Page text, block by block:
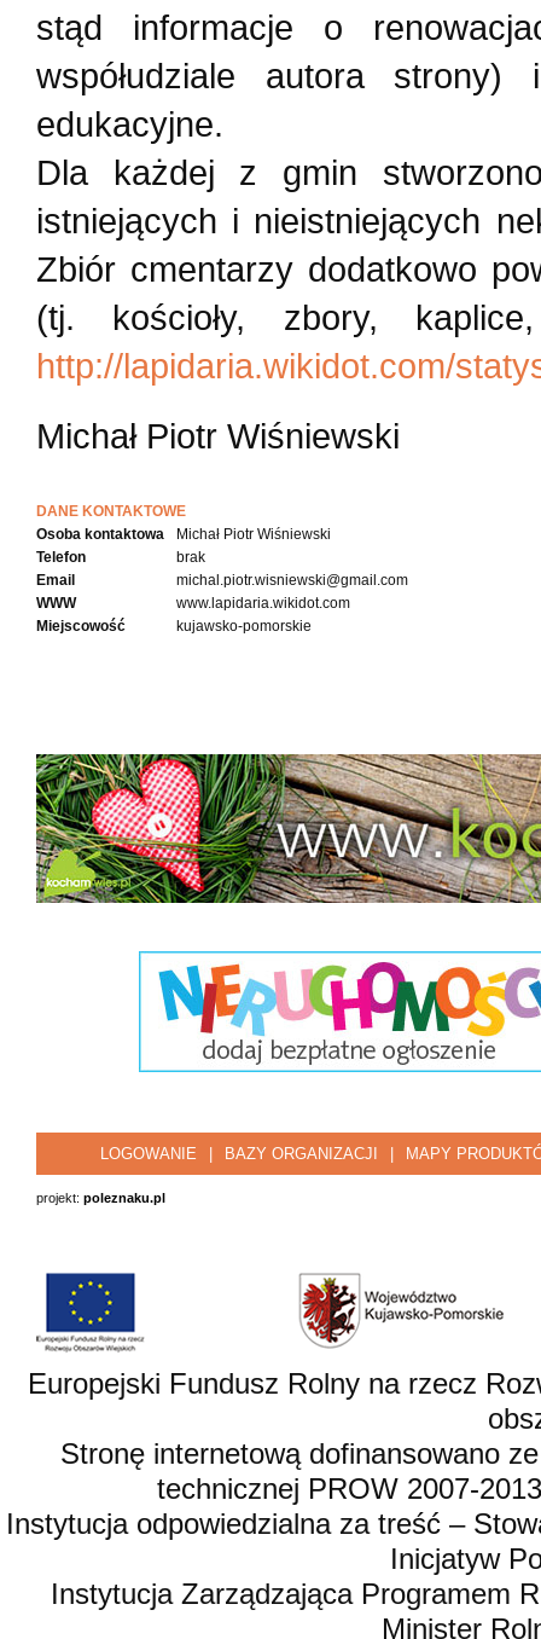
stąd informacje o
współudziale autora
edukacyjne.
Dla każdej z gmin
istniejących i nieistniejących
Zbiór cmentarzy dodatkowo
(tj. kościoły, zbory,
http://lapidaria.wikidot.com/
Michał Piotr Wiśniewski
DANE KONTAKTOWE
Osoba kontaktowa
Michał Piotr Wiśniewski
Telefon
brak
Email
michal.piotr.wisniewski@gmail.com
WWW
www.lapidaria.wikidot.com
Miejscowość
kujawsko-pomorskie
LOGOWANIE BAZY ORGANIZACJI MAPY
projekt: poleznaku.pl
Europejski Fundusz Rolny na rzecz
Stronę internetową dofinansowano
technicznej PROW 2007-
Instytucja odpowiedzialna za treść –
Inicjatyw
Instytucja Zarządzająca Programem
Minister